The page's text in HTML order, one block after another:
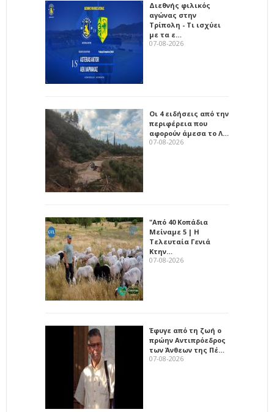
Διεθνής φιλικός
αγώνας στην
Τρίπολη - Τι ισχύει
με τα ε…
07-08-2026
Οι 4 ειδήσεις από την
περιφέρεια που
αφορούν άμεσα το Λ…
07-08-2026
"Από 40 Κοπάδια
Μείναμε 5 | Η
Τελευταία Γενιά
Κτην…
07-08-2026
Έφυγε από τη ζωή ο
πρώην Αντιπρόεδρος
των Άνθεων της Πέ…
07-08-2026